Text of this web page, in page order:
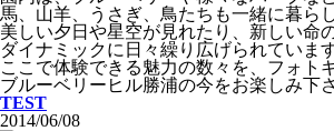
馬、山羊、うさぎ、鳥たちも一緒に暮ら
美しい夕日や星空が見れたり、新しい命
ダイナミックに日々繰り広げられています
ここで体験できる魅力の数々を、フォト
ブルーベリーヒル勝浦の今をお楽しみ下さ
TEST
2014/06/08